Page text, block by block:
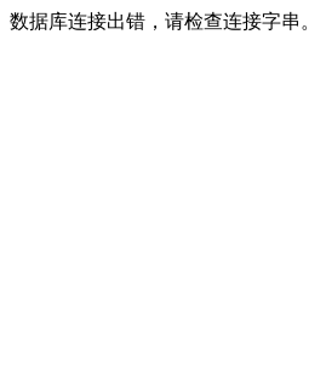
数据库连接出错，请检查连接字串。